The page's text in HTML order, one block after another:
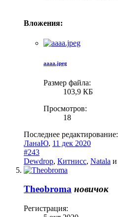
Вложения:
аааа.jpeg
Размер файла:
103,9 КБ
Просмотров:
18
Последнее редактирование:
ЛанаЮ, 11 дек 2020
#243
Dewdrop, Китнисс, Natala и
Theobroma новичок
Регистрация: